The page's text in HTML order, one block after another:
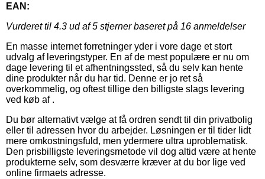
EAN:
Vurderet til 4.3 ud af 5 stjerner baseret på 16 anmeldelser
En masse internet forretninger yder i vore dage et stort
udvalg af leveringstyper. En af de mest populære er nu om
dage levering til et afhentningssted, så du selv kan hente
dine produkter når du har tid. Denne er jo ret så
overkommelig, og oftest tillige den billigste slags levering
ved køb af .
Du bør alternativt vælge at få ordren sendt til din privatbolig
eller til adressen hvor du arbejder. Løsningen er til tider lidt
mere omkostningsfuld, men ydermere ultra uproblematisk.
Den prisbilligste leveringsmetode vil dog altid være at hente
produkterne selv, som desværre kræver at du bor lige ved
online firmaets adresse.